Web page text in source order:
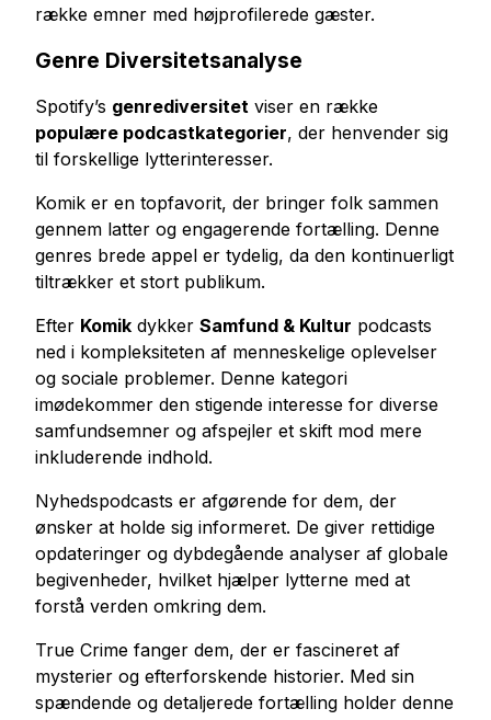
række emner med højprofilerede gæster.
Genre Diversitetsanalyse
Spotify’s genrediversitet viser en række
populære podcastkategorier, der henvender sig
til forskellige lytterinteresser.
Komik er en topfavorit, der bringer folk sammen
gennem latter og engagerende fortælling. Denne
genres brede appel er tydelig, da den kontinuerligt
tiltrækker et stort publikum.
Efter Komik dykker Samfund & Kultur podcasts
ned i kompleksiteten af menneskelige oplevelser
og sociale problemer. Denne kategori
imødekommer den stigende interesse for diverse
samfundsemner og afspejler et skift mod mere
inkluderende indhold.
Nyhedspodcasts er afgørende for dem, der
ønsker at holde sig informeret. De giver rettidige
opdateringer og dybdegående analyser af globale
begivenheder, hvilket hjælper lytterne med at
forstå verden omkring dem.
True Crime fanger dem, der er fascineret af
mysterier og efterforskende historier. Med sin
spændende og detaljerede fortælling holder denne